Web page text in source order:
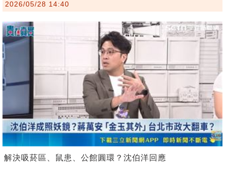
2026/05/28 14:40
解決吸菸區、鼠患、公館圓環？沈伯洋回應